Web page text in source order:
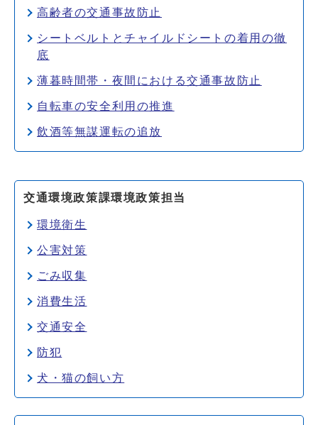
高齢者の交通事故防止
シートベルトとチャイルドシートの着用の徹
底
薄暮時間帯・夜間における交通事故防止
自転車の安全利用の推進
飲酒等無謀運転の追放
交通環境政策課環境政策担当
環境衛生
公害対策
ごみ収集
消費生活
交通安全
防犯
犬・猫の飼い方